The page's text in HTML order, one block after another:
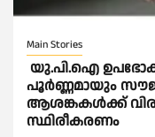
Main Stories
യു.പി.ഐ
പൂര്‍ണ്ണമായും
ആശങ്കകള്‍ക്ക്
സ്ഥിരീകരണം